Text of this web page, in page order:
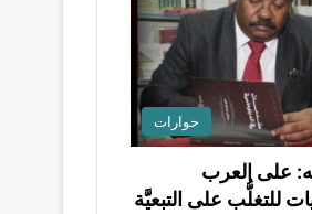
حوارات
على العرب
للتغلُّب على التبعيَّة